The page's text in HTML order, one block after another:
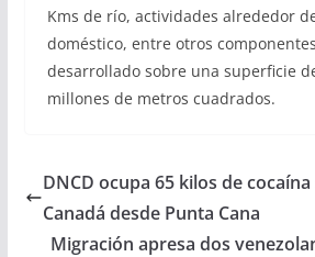
Kms de río, actividades alrededor
doméstico, entre otros
desarrollado sobre una superficie
millones de metros cuadrados.
DNCD ocupa 65 kilos de
Canadá desde Punta Cana
Migración apresa dos